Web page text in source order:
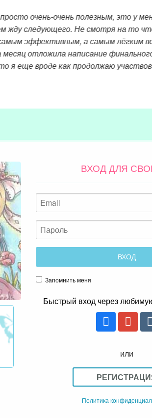
очень полезным, это у меня уже
Не смотря на то что это
а самым лёгким все-таки
написание финального
как продолжаю участвовать.